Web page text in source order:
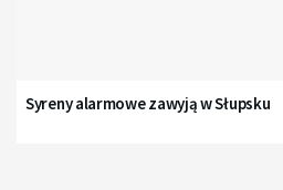
Syreny alarmowe zawyją w Słupsku